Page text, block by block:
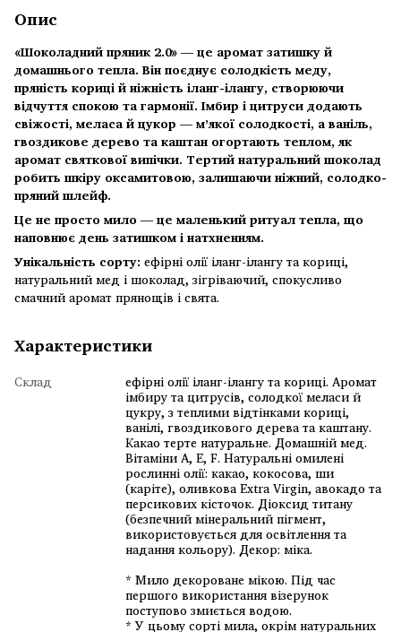
Опис
«Шоколадний пряник 2.0» — це аромат затишку й
домашнього тепла. Він поєднує солодкість меду,
пряність кориці й ніжність іланг-ілангу, створюючи
відчуття спокою та гармонії. Імбир і цитруси додають
свіжості, меласа й цукор — м’якої солодкості, а ваніль,
гвоздикове дерево та каштан огортають теплом, як
аромат святкової випічки. Тертий натуральний шоколад
робить шкіру оксамитовою, залишаючи ніжний, солодко-
пряний шлейф.
Це не просто мило — це маленький ритуал тепла, що
наповнює день затишком і натхненням.
Унікальність сорту: ефірні олії іланг-ілангу та кориці,
натуральний мед і шоколад, зігріваючий, спокусливо
смачний аромат прянощів і свята.
Характеристики
Склад ефірні олії іланг-ілангу та кориці. Аромат
імбиру та цитрусів, солодкої меласи й
цукру, з теплими відтінками кориці,
ванілі, гвоздикового дерева та каштану.
Какао терте натуральне. Домашній мед.
Вітаміни А, Е, F. Натуральні омилені
рослинні олії: какао, кокосова, ши
(каріте), оливкова Extra Virgin, авокадо та
персикових кісточок. Діоксид титану
(безпечний мінеральний пігмент,
використовується для освітлення та
надання кольору). Декор: міка.
* Мило декороване мікою. Під час
першого використання візерунок
поступово змиється водою.
* У цьому сорті мила, окрім натуральних